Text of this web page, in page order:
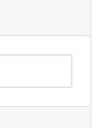
れ
て
る
画